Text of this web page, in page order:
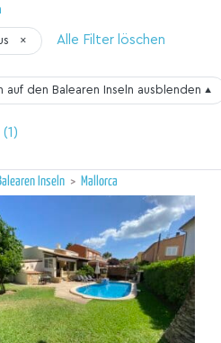
× Alle Filter löschen
auf den Balearen Inseln ausblenden ▴
(1)
Inseln > Mallorca